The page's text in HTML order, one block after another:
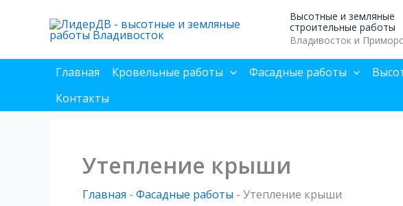
содержимому
Высотные и земляные
строительные работы
Владивосток и
Главная Кровельные работы Фасадные работы
Контакты
Утепление крыши
Главная - Фасадные работы - Утепление крыши